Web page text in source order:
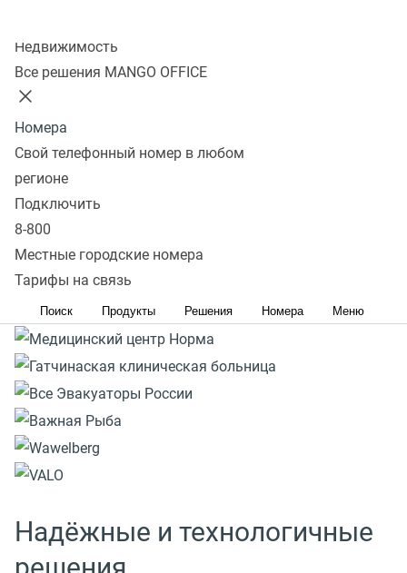
Недвижимость
Все решения MANGO OFFICE
Номера
Свой телефонный номер в любом
регионе
Подключить
8-800
Местные городские номера
Тарифы на связь
Поиск Продукты Решения Номера Меню
и правилах проведения акции расположена на сайте
https://www.mango-office.ru/promo-page/podderzka-
malogo-biznesa/
Надёжные и технологичные